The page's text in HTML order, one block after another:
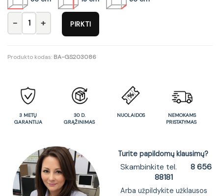
produkto kiekis: Vonios praustuvas GS203086
PIRKTI
Produkto kodas: BA-GS203086
3 METŲ
GARANTIJA
30 D.
GRĄŽINIMAS
NUOLAIDOS
NEMOKAMS
PRISTATYMAS
Turite papildomų klausimų?
Skambinkite tel.
8 656
88181
Arba užpildykite užklausos